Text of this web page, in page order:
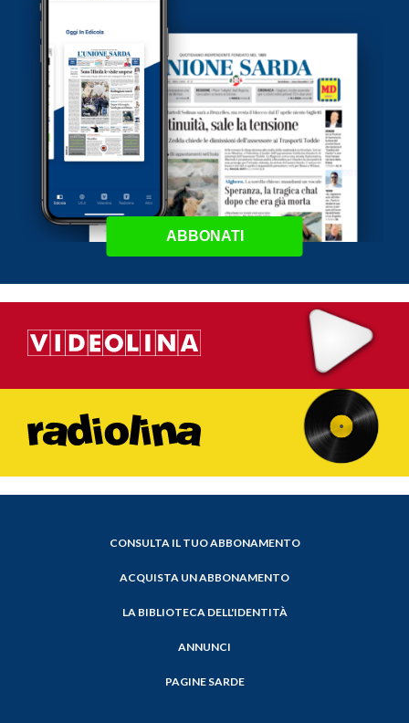
ABBONATI
CONSULTA IL TUO ABBONAMENTO
ACQUISTA UN ABBONAMENTO
LA BIBLIOTECA DELL'IDENTITÀ
ANNUNCI
PAGINE SARDE